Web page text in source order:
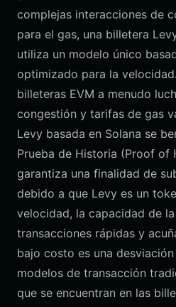
complejas interacciones de
para el gas, una billetera
utiliza un modelo único
optimizado para la
billeteras EVM a menudo
congestión y tarifas de gas
Levy basada en Solana se
Prueba de Historia (Proof of
garantiza una finalidad de
debido a que Levy es un
velocidad, la capacidad de
transacciones rápidas y
bajo costo es una
modelos de transacción
que se encuentran en las